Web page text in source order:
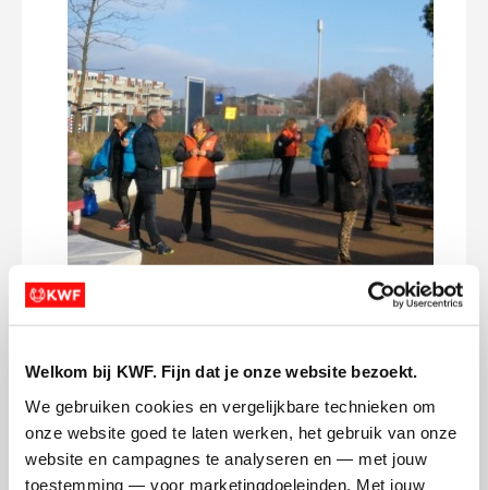
Welkom bij KWF. Fijn dat je onze website bezoekt.
We gebruiken cookies en vergelijkbare technieken om
onze website goed te laten werken, het gebruik van onze
website en campagnes te analyseren en — met jouw
toestemming — voor marketingdoeleinden. Met jouw
en broodjes. Wat heb ik genoten!
Deel op
1 van 3
Maya's badges